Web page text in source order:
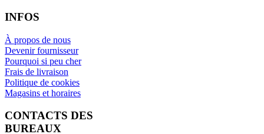
INFOS
À propos de nous
Devenir fournisseur
Pourquoi si peu cher
Frais de livraison
Politique de cookies
Magasins et horaires
CONTACTS DES
BUREAUX